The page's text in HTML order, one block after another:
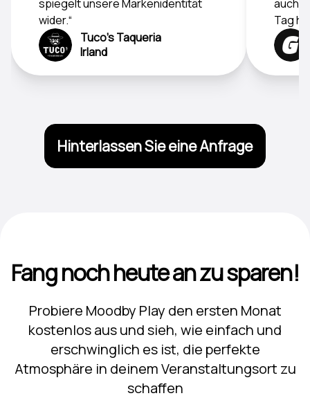
spiegelt unsere Markenidentität
wider.“
Tuco's Taqueria
Irland
auch
Tag
Hinterlassen Sie eine Anfrage
Fang noch heute an zu sparen!
Probiere Moodby Play den ersten Monat
kostenlos aus und sieh, wie einfach und
erschwinglich es ist, die perfekte
Atmosphäre in deinem Veranstaltungsort zu
schaffen